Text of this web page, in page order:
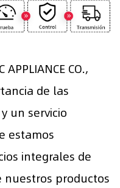
APPLIANCE CO.,
de las
un servicio
estamos
integrales de
nuestros productos